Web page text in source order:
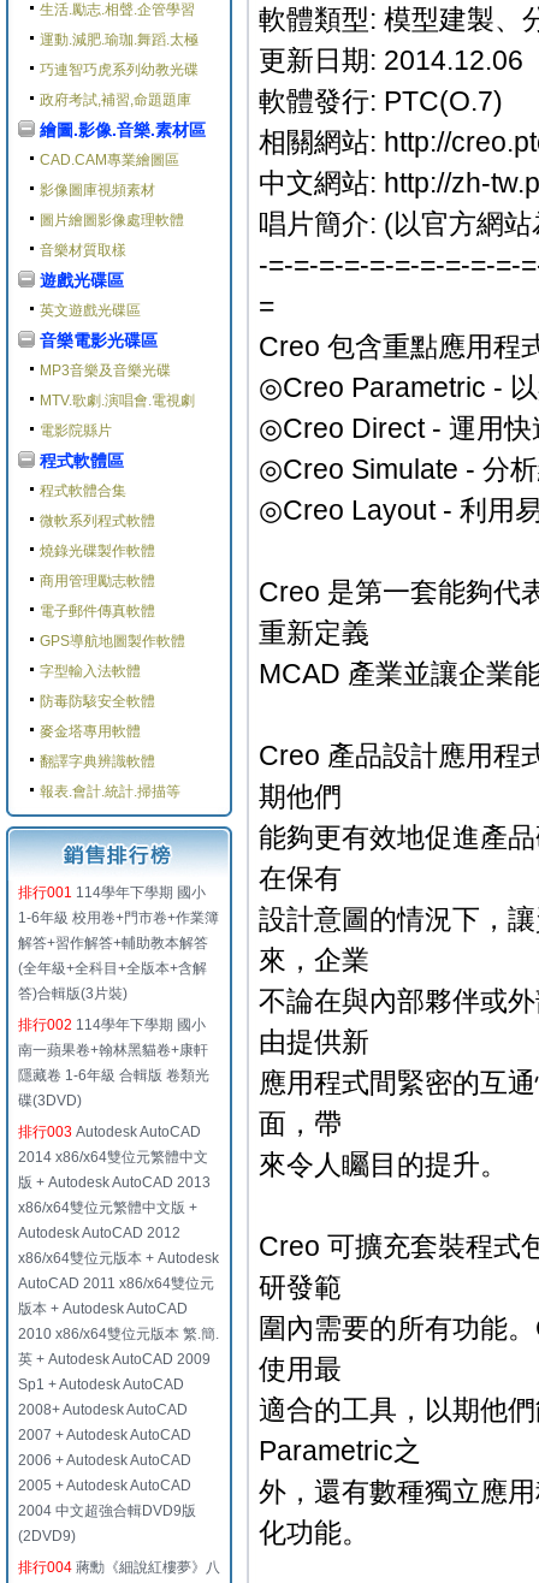
生活.勵志.相聲.企管學習
運動.減肥.瑜珈.舞蹈.太極
巧連智巧虎系列幼教光碟
政府考試,補習,命題題庫
繪圖.影像.音樂.素材區
CAD.CAM專業繪圖區
影像圖庫視頻素材
圖片繪圖影像處理軟體
音樂材質取樣
遊戲光碟區
英文遊戲光碟區
音樂電影光碟區
MP3音樂及音樂光碟
MTV.歌劇.演唱會.電視劇
電影院縣片
程式軟體區
程式軟體合集
微軟系列程式軟體
燒錄光碟製作軟體
商用管理勵志軟體
電子郵件傳真軟體
GPS導航地圖製作軟體
字型輸入法軟體
防毒防駭安全軟體
麥金塔專用軟體
翻譯字典辨識軟體
報表.會計.統計.掃描等
排行001 114學年下學期 國小
1-6年級 校用卷+門市卷+作業簿
解答+習作解答+輔助教本解答
(全年級+全科目+全版本+含解
答)合輯版(3片裝)
排行002 114學年下學期 國小
南一蘋果卷+翰林黑貓卷+康軒
隱藏卷 1-6年級 合輯版 卷類光
碟(3DVD)
排行003 Autodesk AutoCAD
2014 x86/x64雙位元繁體中文
版 + Autodesk AutoCAD 2013
x86/x64雙位元繁體中文版 +
Autodesk AutoCAD 2012
x86/x64雙位元版本 + Autodesk
AutoCAD 2011 x86/x64雙位元
版本 + Autodesk AutoCAD
2010 x86/x64雙位元版本 繁.簡.
英 + Autodesk AutoCAD 2009
Sp1 + Autodesk AutoCAD
2008+ Autodesk AutoCAD
2007 + Autodesk AutoCAD
2006 + Autodesk AutoCAD
2005 + Autodesk AutoCAD
2004 中文超強合輯DVD9版
(2DVD9)
排行004 蔣勳《細說紅樓夢》八
軟體類型: 模型建製、
更新日期: 2014.12.06
軟體發行: PTC(O.7)
相關網站: http://
中文網站: http://zh-
唱片簡介: (以官方網
-=-=-=-=-=-=-=-=-=-=-
=
Creo 包含重點應用程
◎Creo Parametric -
◎Creo Direct - 運用快
◎Creo Simulate - 分
◎Creo Layout - 利用
Creo 是第一套能夠代
重新定義
MCAD 產業並讓企業
Creo 產品設計應用程
期他們
能夠更有效地促進產
在保有
設計意圖的情況下，
來，企業
不論在與內部夥伴或
由提供新
應用程式間緊密的互
面，帶
來令人矚目的提升。
Creo 可擴充套裝程式
研發範
圍內需要的所有功能
使用最
適合的工具，以期他
Parametric之
外，還有數種獨立應
化功能。